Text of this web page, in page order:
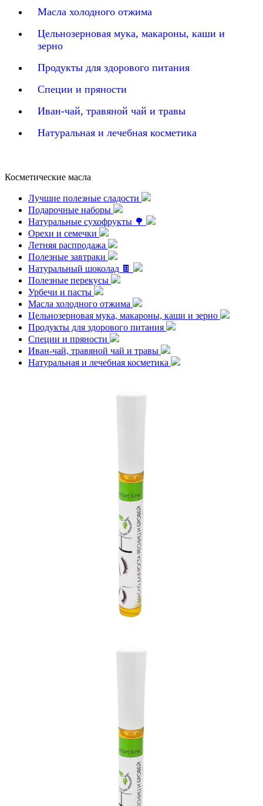
Масла холодного отжима
Цельнозерновая мука, макароны, каши и
зерно
Продукты для здорового питания
Специи и пряности
Иван-чай, травяной чай и травы
Натуральная и лечебная косметика
Косметические масла
Лучшие полезные сладости
Подарочные наборы
Натуральные сухофрукты 🌳
Орехи и семечки
Летняя распродажа
Полезные завтраки
Натуральный шоколад 🍫
Полезные перекусы
Урбечи и пасты
Масла холодного отжима
Цельнозерновая мука, макароны, каши и зерно
Продукты для здорового питания
Специи и пряности
Иван-чай, травяной чай и травы
Натуральная и лечебная косметика